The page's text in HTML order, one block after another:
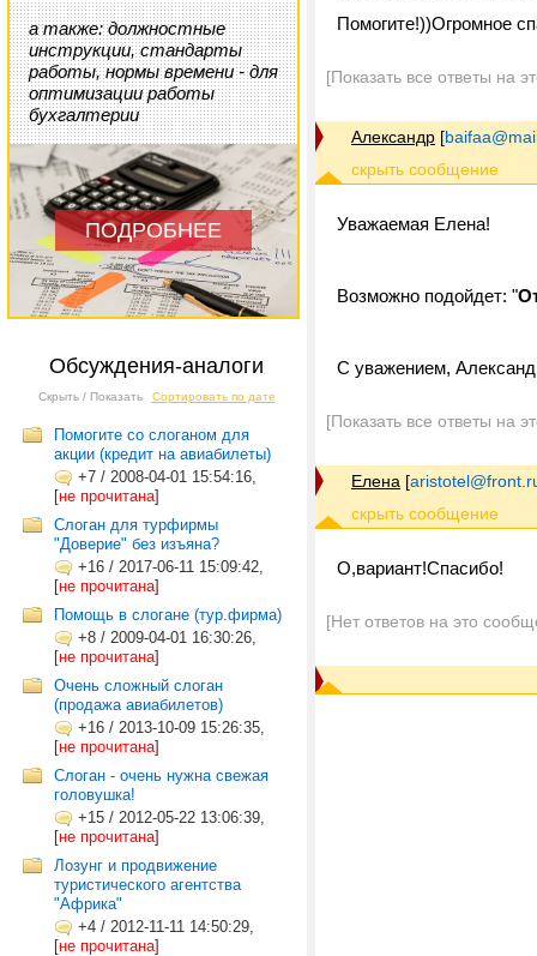
а также: должностные
инструкции, стандарты
работы, нормы времени - для
оптимизации работы
бухгалтерии
ПОДРОБНЕЕ
Обсуждения-аналоги
Скрыть / Показать Сортировать по дате
Помогите со слоганом для
акции (кредит на авиабилеты)
+7 / 2008-04-01 15:54:16,
[не прочитана]
Слоган для турфирмы
"Доверие" без изъяна?
+16 / 2017-06-11 15:09:42,
[не прочитана]
Помощь в слогане (тур.фирма)
+8 / 2009-04-01 16:30:26,
[не прочитана]
Очень сложный слоган
(продажа авиабилетов)
+16 / 2013-10-09 15:26:35,
[не прочитана]
Слоган - очень нужна свежая
головушка!
+15 / 2012-05-22 13:06:39,
[не прочитана]
Лозунг и продвижение
туристического агентства
"Африка"
+4 / 2012-11-11 14:50:29,
[не прочитана]
Помогите!))Огромное
[Показать все ответы на
Александр [
Уважаемая Елена!
Возможно подойдет: "
С уважением,
[Показать все ответы на
Елена [
О,вариант!Спасибо!
[Нет ответов на это